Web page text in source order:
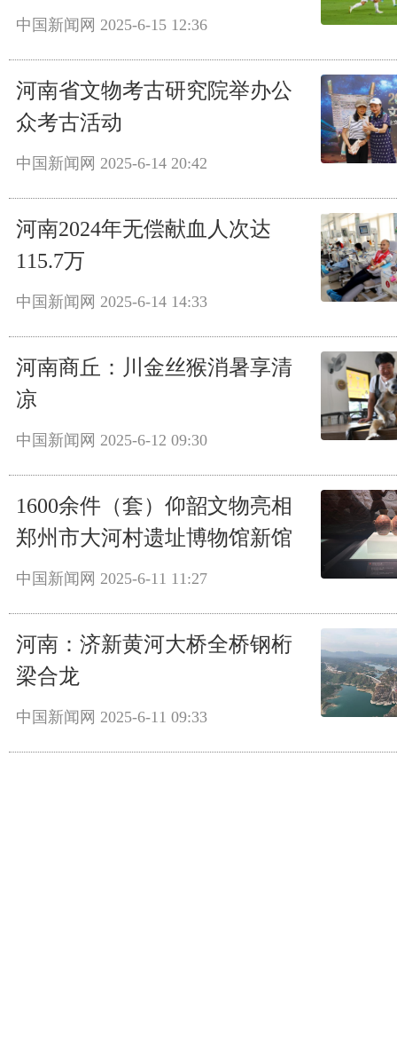
中国新闻网 2025-6-15 12:36
河南省文物考古研究院举办公
众考古活动
中国新闻网 2025-6-14 20:42
河南2024年无偿献血人次达
115.7万
中国新闻网 2025-6-14 14:33
河南商丘：川金丝猴消暑享清
凉
中国新闻网 2025-6-12 09:30
1600余件（套）仰韶文物亮相
郑州市大河村遗址博物馆新馆
中国新闻网 2025-6-11 11:27
河南：济新黄河大桥全桥钢桁
梁合龙
中国新闻网 2025-6-11 09:33